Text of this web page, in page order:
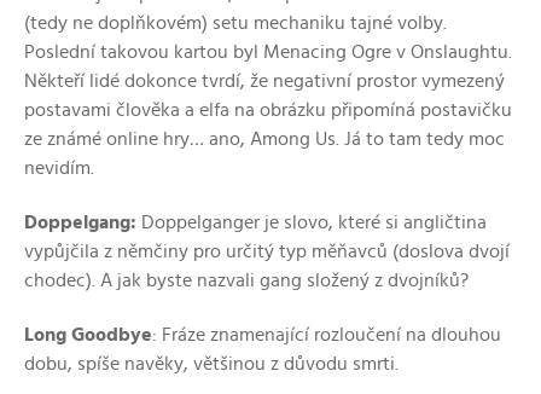
(tedy ne doplňkovém) setu mechaniku tajné volby.
Poslední takovou kartou byl Menacing Ogre v Onslaughtu.
Někteří lidé dokonce tvrdí, že negativní prostor vymezený
postavami člověka a elfa na obrázku připomíná postavičku
ze známé online hry… ano, Among Us. Já to tam tedy moc
nevidím.
Doppelgang: Doppelganger je slovo, které si angličtina
vypůjčila z němčiny pro určitý typ měňavců (doslova dvojí
chodec). A jak byste nazvali gang složený z dvojníků?
Long Goodbye: Fráze znamenající rozloučení na dlouhou
dobu, spíše navěky, většinou z důvodu smrti.